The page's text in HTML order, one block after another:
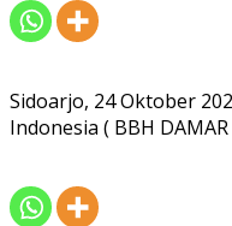
Sidoarjo, 24 Oktober
Indonesia ( BBH